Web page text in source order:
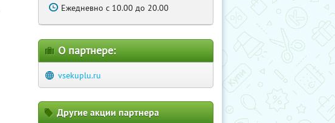
Eжедневно с 10.00 до 20.00
О партнере:
vsekuplu.ru
Другие акции партнера